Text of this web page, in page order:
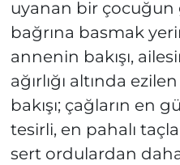
uyanan bir çocuğun
bağrına basmak
annenin bakışı,
ağırlığı altında
bakışı; çağların en
tesirli, en pahalı
sert ordulardan daha